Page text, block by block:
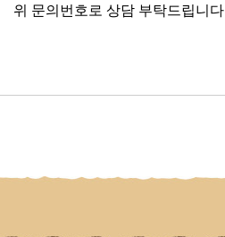
위 문의번호로 상담 부탁드립니다